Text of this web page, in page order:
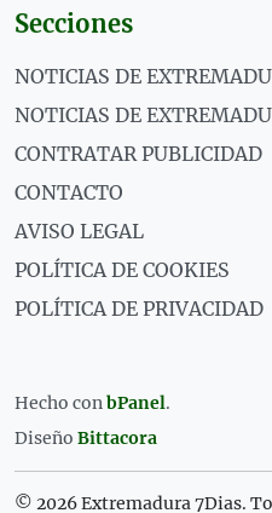
Secciones
NOTICIAS DE
NOTICIAS DE
CONTRATAR PUBLICIDAD
CONTACTO
AVISO LEGAL
POLÍTICA DE COOKIES
POLÍTICA DE PRIVACIDAD
Hecho conbPanel.
Diseño Bittacora
© 2026 Extremadura 7Dias.